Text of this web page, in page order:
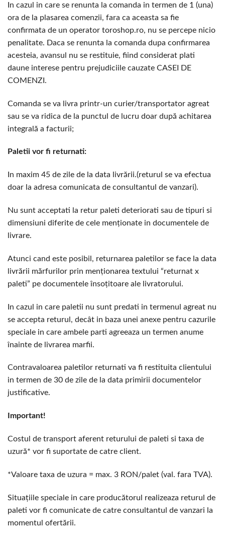
In cazul in care se renunta la comanda in termen de 1 (una)
ora de la plasarea comenzii, fara ca aceasta sa fie
confirmata de un operator toroshop.ro, nu se percepe nicio
penalitate. Daca se renunta la comanda dupa confirmarea
acesteia, avansul nu se restituie, fiind considerat plati
daune interese pentru prejudiciile cauzate CASEI DE
COMENZI.
Comanda se va livra printr-un curier/transportator agreat
sau se va ridica de la punctul de lucru doar după achitarea
integrală a facturii;
Paletii vor fi returnati:
In maxim 45 de zile de la data livrării.(returul se va efectua
doar la adresa comunicata de consultantul de vanzari).
Nu sunt acceptati la retur paleti deteriorati sau de tipuri si
dimensiuni diferite de cele menționate in documentele de
livrare.
Atunci cand este posibil, returnarea paletilor se face la data
livrării mărfurilor prin menționarea textului “returnat x
paleti” pe documentele însoțitoare ale livratorului.
In cazul in care paletii nu sunt predati in termenul agreat nu
se accepta returul, decât in baza unei anexe pentru cazurile
speciale in care ambele parti agreeaza un termen anume
înainte de livrarea marfii.
Contravaloarea paletilor returnati va fi restituita clientului
in termen de 30 de zile de la data primirii documentelor
justificative.
Important!
Costul de transport aferent returului de paleti si taxa de
uzură* vor fi suportate de catre client.
*Valoare taxa de uzura = max. 3 RON/palet (val. fara TVA).
Situațiile speciale in care producătorul realizeaza returul de
paleti vor fi comunicate de catre consultantul de vanzari la
momentul ofertării.